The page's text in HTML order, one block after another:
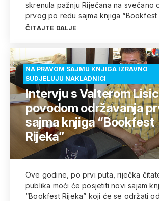
skrenula pažnju Riječana na svečano
prvog po redu sajma knjiga “Bookfest
ČITAJTE DALJE
NA PRAVOM SAJMU KNJIGA IZRAVNO
SUDJELUJU NAKLADNICI
Intervju s Valterom
povodom održavanja
sajma knjiga “Bookfest
Rijeka”
Ove godine, po prvi puta, riječka
publika moći će posjetiti novi sajam
“Bookfest Rijeka” koji će se održati